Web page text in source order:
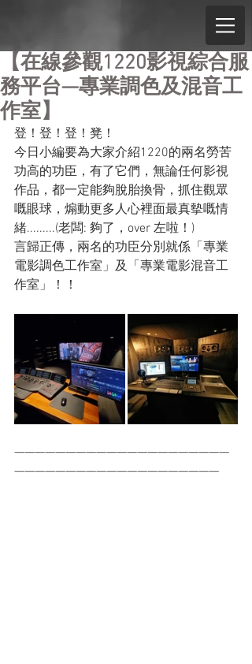
【在線參觀1220影視綜合服
務平台—專業調色及混音工
作室】
登！登！登！凳！
今日小編要為大家介紹1220的兩名勞苦
功高的功臣，有了它們，無論任何影視
作品，都一定能夠脫胎換骨，抓住觀眾
嘅眼球，煽動更多人心裡面最真摰嘅情
緒.........(老闆: 夠了，over 左啦！)
言歸正傳，兩名的功臣分別就係「專業
電影調色工作室」及「專業電影混音工
作室」！！
—————————————————————
————————————————————